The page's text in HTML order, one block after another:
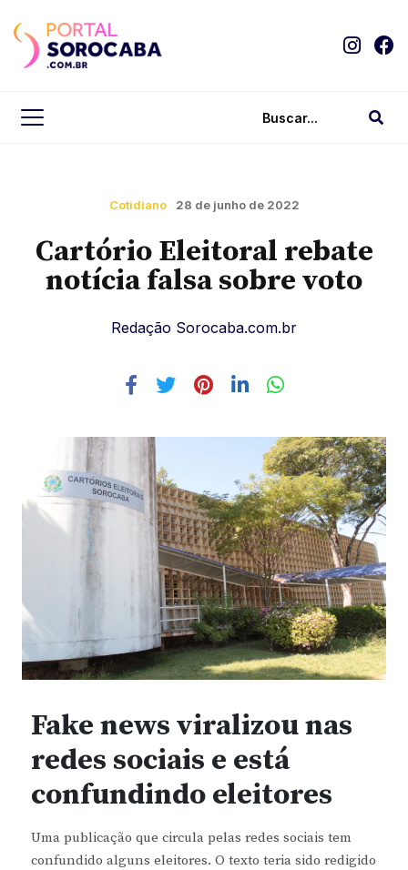
Cotidiano 28 de junho de 2022
Cartório Eleitoral rebate
notícia falsa sobre voto
Redação Sorocaba.com.br
Fake news viralizou nas
redes sociais e está
confundindo eleitores
Uma publicação que circula pelas redes sociais tem
confundido alguns eleitores. O texto teria sido redigido